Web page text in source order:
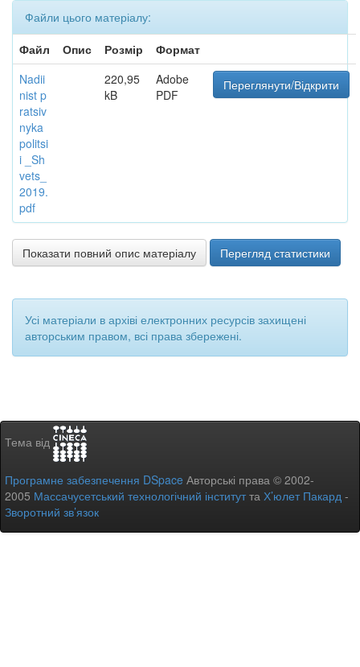
Файли цього матеріалу:
Файл
Опис Розмір
Формат
Nadii
nist p
ratsiv
nyka
politsi
i _Sh
vets_
2019.
pdf
220,95
kB
Adobe
PDF
Переглянути/Відкрити
Показати повний опис матеріалу Перегляд статистики
Усі матеріали в архіві електронних ресурсів захищені
авторським правом, всі права збережені.
Тема від
Програмне забезпечення DSpace Авторські права © 2002-
2005 Массачусетський технологічний інститутта Х’юлет Пакард -
Зворотний зв’язок